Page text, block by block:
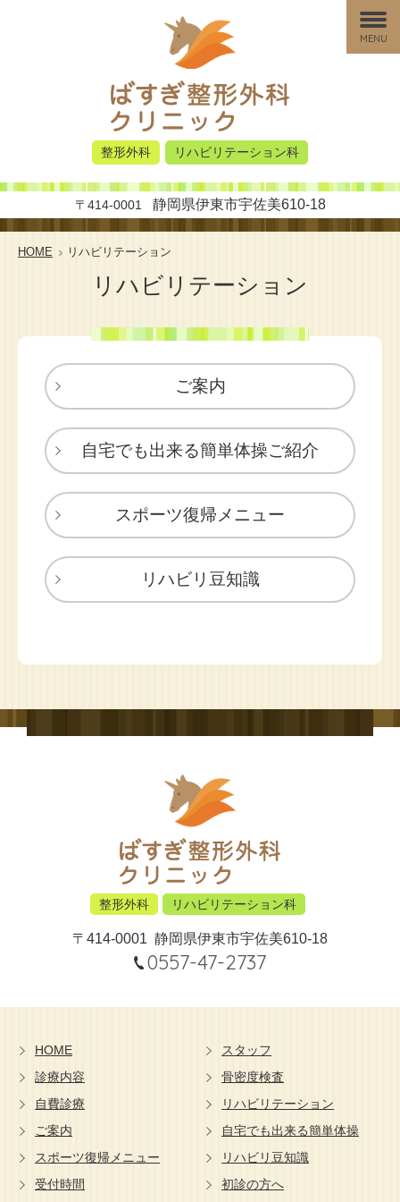
整形外科 リハビリテーション科
〒414-0001 静岡県伊東市宇佐美610-18
MENU
HOME リハビリテーション
リハビリテーション
ご案内
自宅でも出来る簡単体操ご紹介
スポーツ復帰メニュー
リハビリ豆知識
整形外科 リハビリテーション科
〒414-0001 静岡県伊東市宇佐美610-18
0557-47-2737
HOME
スタッフ
診療内容
骨密度検査
自費診療
リハビリテーション
ご案内
自宅でも出来る簡単体操
スポーツ復帰メニュー
リハビリ豆知識
受付時間
初診の方へ